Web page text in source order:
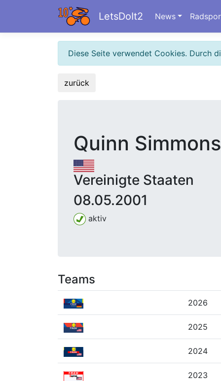
LetsDoIt2 News
Diese Seite verwendet Cookies. Durch
zurück
Quinn Simmons
Vereinigte Staaten
08.05.2001
aktiv
Teams
2026
2025
2024
2023